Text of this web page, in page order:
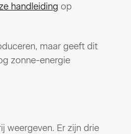
handleiding op
maar geeft dit
zonne-energie
weergeven. Er zijn drie